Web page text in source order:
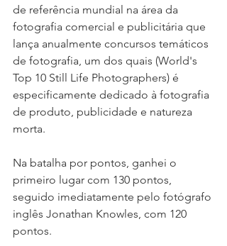
de referência mundial na área da
fotografia comercial e publicitária que
lança anualmente concursos temáticos
de fotografia, um dos quais (World's
Top 10 Still Life Photographers) é
especificamente dedicado à fotografia
de produto, publicidade e natureza
morta.
Na batalha por pontos, ganhei o
primeiro lugar com 130 pontos,
seguido imediatamente pelo fotógrafo
inglês Jonathan Knowles, com 120
pontos.